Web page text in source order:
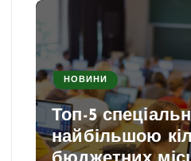
НОВИНИ
Топ-5
найбільшою